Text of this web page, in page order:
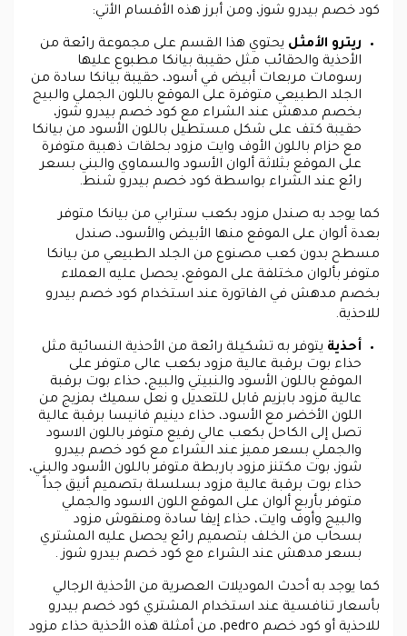
كود خصم بيدرو شوز، ومن أبرز هذه الأقسام الأتي:
ريترو الأمثل يحتوي هذا القسم على مجموعة رائعة من
الأحذية والحقائب مثل حقيبة بيانكا مطبوع عليها
رسومات مربعات أبيض في أسود، حقيبة بيانكا سادة من
الجلد الطبيعي متوفرة على الموقع باللون الجملي والبيج
بخصم مدهش عند الشراء مع كود خصم بيدرو شوز،
حقيبة كتف على شكل مستطيل باللون الأسود من بيانكا
مع حزام باللون الأوف وايت مزود بحلقات ذهبية متوفرة
على الموقع بثلاثة ألوان الأسود والسماوي والبني بسعر
رائع عند الشراء بواسطة كود خصم بيدرو شنط.
كما يوجد به صندل مزود بكعب سترابي من بيانكا متوفر
بعدة ألوان على الموقع منها الأبيض والأسود، صندل
مسطح بدون كعب مصنوع من الجلد الطبيعي من بيانكا
متوفر بألوان مختلفة على الموقع، يحصل عليه العملاء
بخصم مدهش في الفاتورة عند استخدام كود خصم بيدرو
للاحذية.
أحذية يتوفر به تشكيلة رائعة من الأحذية النسائية مثل
حذاء بوت برقبة عالية مزود بكعب عالى متوفر على
الموقع باللون الأسود والنبيتي والبيج، حذاء بوت برقبة
عالية مزود بابزيم قابل للتعديل و نعل سميك بمزيج من
اللون الأخضر مع الأسود، حذاء دينيم فانيسا برقبة عالية
تصل إلى الكاحل بكعب عالي رفيع متوفر باللون الاسود
والجملي بسعر مميز عند الشراء مع كود خصم بيدرو
شوز، بوت مكتنز مزود باربطة متوفر باللون الأسود والبني،
حذاء بوت برقبة عالية مزود بسلسلة بتصميم أنيق جداً
متوفر بأربع ألوان على الموقع اللون الاسود والجملي
والبيج وأوف وايت، حذاء إيفا سادة ومنقوش مزود
بسحاب من الخلف بتصميم رائع يحصل عليه المشتري
بسعر مدهش عند الشراء مع كود خصم بيدرو شوز .
كما يوجد به أحدث الموديلات العصرية من الأحذية الرجالي
بأسعار تنافسية عند استخدام المشتري كود خصم بيدرو
للاحذية أو كود خصم pedro، من أمثلة هذه الأحذية حذاء مزود